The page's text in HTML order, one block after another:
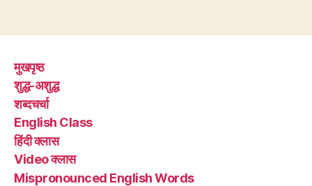
क्या
मुखपृष्ठ
शुद्ध-अशुद्ध
शब्दचर्चा
English Class
हिंदी क्लास
Video क्लास
Mispronounced English Words